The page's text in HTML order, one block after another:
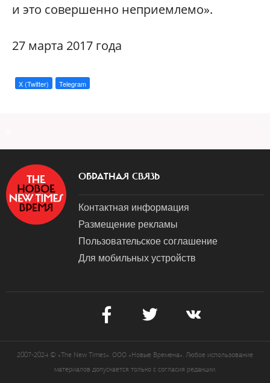
и это совершенно неприемлемо».
27 марта 2017 года
X (Twitter) Telegram
ОБРАТНАЯ СВЯЗЬ
Контактная информация
Размещение рекламы
Пользовательское соглашение
Для мобильных устройств
2007-2024 © «The New Times». ООО «Новые Времена». Любое использование
материалов допускается только с согласия редакции.